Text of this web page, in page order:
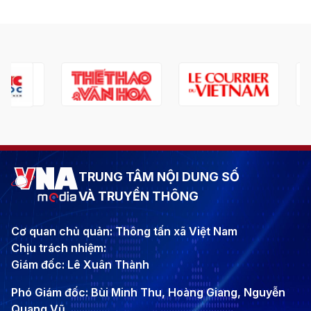
TRUNG TÂM NỘI DUNG SỐ
VÀ TRUYỀN THÔNG
Cơ quan chủ quản: Thông tấn xã Việt Nam
Chịu trách nhiệm:
Giám đốc: Lê Xuân Thành
Phó Giám đốc: Bùi Minh Thu, Hoàng Giang, Nguyễn